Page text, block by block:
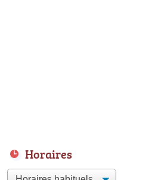
Horaires